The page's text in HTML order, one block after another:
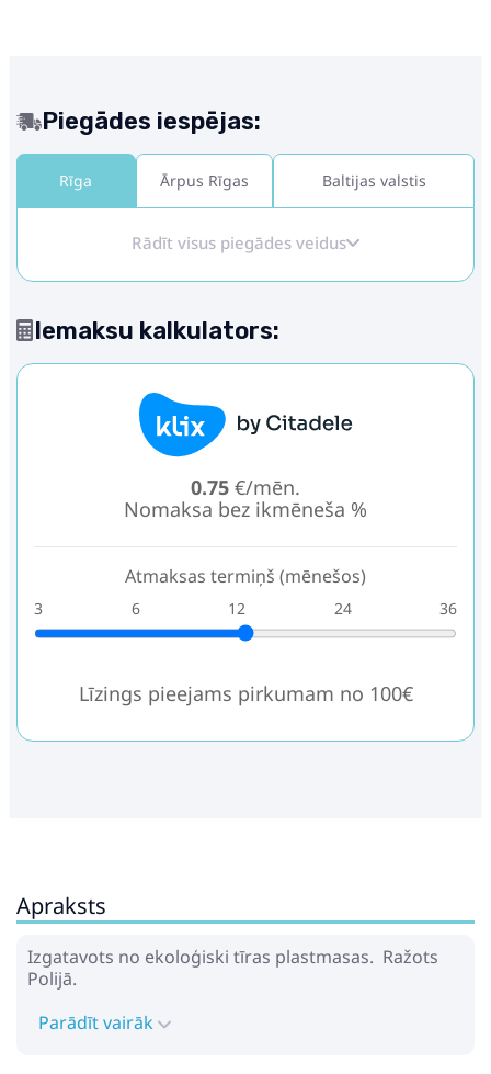
Piegādes iespējas:
Rīga Ārpus Rīgas Baltijas valstis
Rādīt visus piegādes veidus
Iemaksu kalkulators:
0.75 €/mēn.
Nomaksa bez ikmēneša %
Atmaksas termiņš (mēnešos)
3 6 12 24 36
Līzings pieejams pirkumam no 100€
Apraksts
Izgatavots no ekoloģiski tīras plastmasas. Ražots
Polijā.
Parādīt vairāk